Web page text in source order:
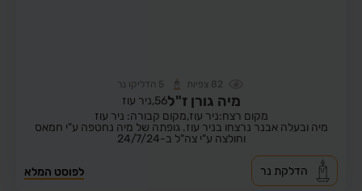
82 צפיות 5 הדליקו נר
מיה גורן ז"ל56, ניר עוז
מקום רצח:ניר עוז,מקום קבורה: ניר עוז
מיה ובעלה אבנר נרצחו בניר עוז. גופתה של מיה נחטפה ע"י חמאס
וחולצה ע"י צה"ל ב-24/7/24
לפוסט המלא הדלקת נר